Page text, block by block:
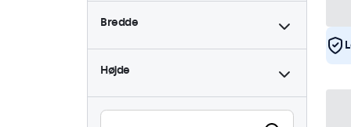
Bredde
Højde